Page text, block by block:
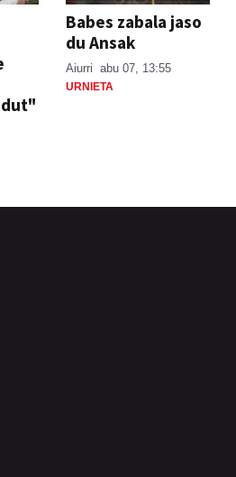
Babes zabala jaso
du Ansak
Aiurri abu 07, 13:55
URNIETA